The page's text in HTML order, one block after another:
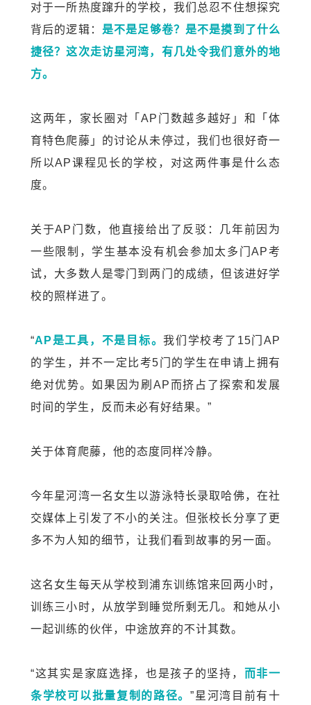
对于一所热度蹿升的学校，我们总忍不住想探究
背后的逻辑： 是不是足够卷？是不是摸到了什么
捷径？这次走访星河湾，有几处令我们意外的地
方。
这两年，家长圈对「AP门数越多越好」和「体
育特色爬藤」的讨论从未停过，我们也很好奇一
所以AP课程见长的学校，对这两件事是什么态
度。
关于AP门数，他直接给出了反驳：几年前因为
一些限制，学生基本没有机会参加太多门AP考
试，大多数人是零门到两门的成绩，但该进好学
校的照样进了。
“AP是工具，不是目标。我们学校考了15门AP
的学生，并不一定比考5门的学生在申请上拥有
绝对优势。如果因为刷AP而挤占了探索和发展
时间的学生，反而未必有好结果。”
关于体育爬藤，他的态度同样冷静。
今年星河湾一名女生以游泳特长录取哈佛，在社
交媒体上引发了不小的关注。但张校长分享了更
多不为人知的细节，让我们看到故事的另一面。
这名女生每天从学校到浦东训练馆来回两小时，
训练三小时，从放学到睡觉所剩无几。和她从小
一起训练的伙伴，中途放弃的不计其数。
“这其实是家庭选择，也是孩子的坚持， 而非一
条学校可以批量复制的路径。”星河湾目前有十